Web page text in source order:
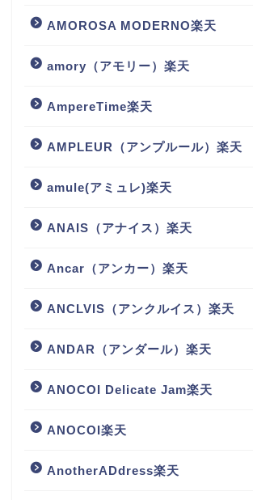
AMOROSA MODERNO楽天
amory（アモリー）楽天
AmpereTime楽天
AMPLEUR（アンプルール）楽天
amule(アミュレ)楽天
ANAIS（アナイス）楽天
Ancar（アンカー）楽天
ANCLVIS（アンクルイス）楽天
ANDAR（アンダール）楽天
ANOCOI Delicate Jam楽天
ANOCOI楽天
AnotherADdress楽天